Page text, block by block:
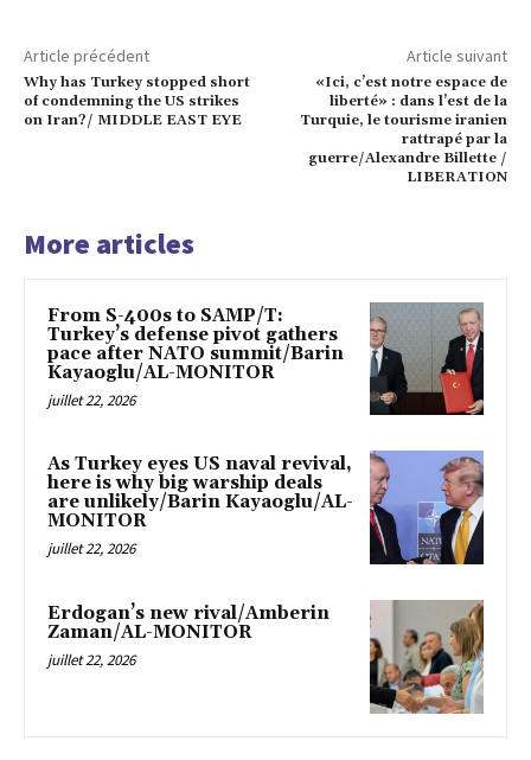
Article précédent
Why has Turkey stopped short
of condemning the US strikes
on Iran?/ MIDDLE EAST EYE
Article suivant
«Ici, c’est notre espace de
liberté» : dans l’est de la
Turquie, le tourisme iranien
rattrapé par la
guerre/Alexandre Billette /
LIBERATION
More articles
From S-400s to SAMP/T:
Turkey’s defense pivot gathers
pace after NATO summit/Barin
Kayaoglu/AL-MONITOR
juillet 22, 2026
As Turkey eyes US naval revival,
here is why big warship deals
are unlikely/Barin Kayaoglu/AL-
MONITOR
juillet 22, 2026
Erdogan’s new rival/Amberin
Zaman/AL-MONITOR
juillet 22, 2026